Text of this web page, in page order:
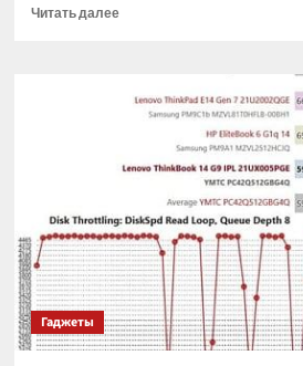
Читать далееПрочитать
ограничила
продажу
дисковода
для
из-
за
большого
спроса
Гаджеты